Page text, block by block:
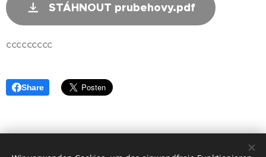
STÁHNOUT prubehovy.pdf
ccccccccc
Share